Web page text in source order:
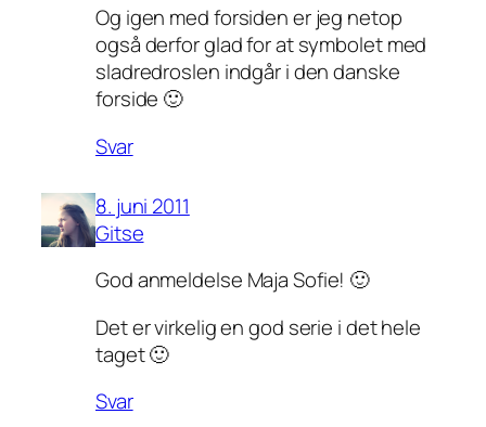
Og igen med forsiden er jeg netop
også derfor glad for at symbolet med
sladredroslen indgår i den danske
forside 🙂
Svar
8. juni 2011
Gitse
God anmeldelse Maja Sofie! 🙂
Det er virkelig en god serie i det hele
taget 🙂
Svar